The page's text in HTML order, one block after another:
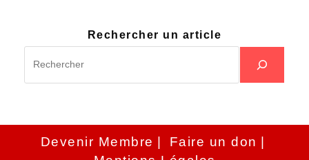
Rechercher un article
Devenir Membre
Faire un don